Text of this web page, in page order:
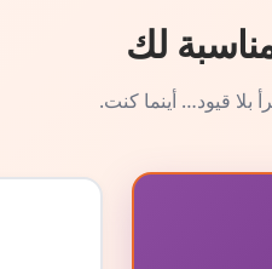
لك
قيود… أينما كنت.